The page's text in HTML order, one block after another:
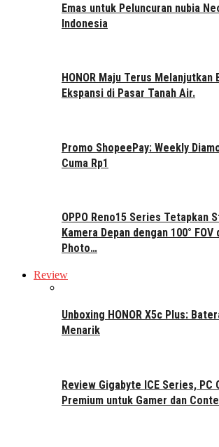
Emas untuk Peluncuran nubia
Indonesia
HONOR Maju Terus Melanjutkan
Ekspansi di Pasar Tanah Air.
Promo ShopeePay: Weekly
Cuma Rp1
OPPO Reno15 Series Tetapkan
Kamera Depan dengan 100°
Photo…
Review
Unboxing HONOR X5c Plus:
Menarik
Review Gigabyte ICE Series, PC
Premium untuk Gamer dan